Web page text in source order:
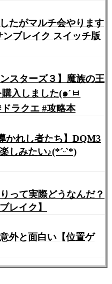
たがマルチ会やります
ブレイク スイッチ版
スターズ３】魔族の王
入しました(๑´ㅂ
ラクエ #攻略本
かれし者たち】DQM3
しみたい♪(*ˊᵕˋ*)
って実際どうなんだ？
レイク】
外と面白い【位置ゲ